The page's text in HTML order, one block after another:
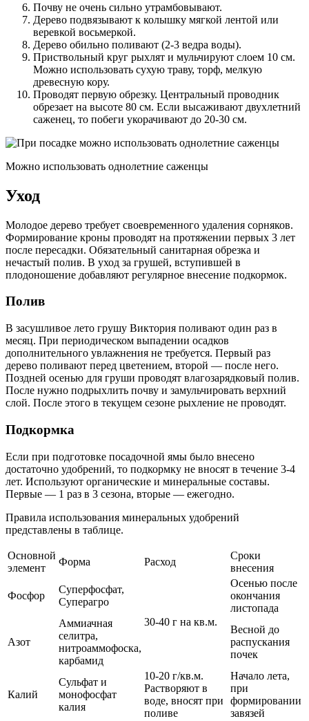
Почву не очень сильно утрамбовывают.
Дерево подвязывают к колышку мягкой лентой или
веревкой восьмеркой.
Дерево обильно поливают (2-3 ведра воды).
Приствольный круг рыхлят и мульчируют слоем 10 см.
Можно использовать сухую траву, торф, мелкую
древесную кору.
Проводят первую обрезку. Центральный проводник
обрезает на высоте 80 см. Если высаживают двухлетний
саженец, то побеги укорачивают до 20-30 см.
Можно использовать однолетние саженцы
Уход
Молодое дерево требует своевременного удаления сорняков.
Формирование кроны проводят на протяжении первых 3 лет
после пересадки. Обязательный санитарная обрезка и
нечастый полив. В уход за грушей, вступившей в
плодоношение добавляют регулярное внесение подкормок.
Полив
В засушливое лето грушу Виктория поливают один раз в
месяц. При периодическом выпадении осадков
дополнительного увлажнения не требуется. Первый раз
дерево поливают перед цветением, второй — после него.
Поздней осенью для груши проводят влагозарядковый полив.
После нужно подрыхлить почву и замульчировать верхний
слой. После этого в текущем сезоне рыхление не проводят.
Подкормка
Если при подготовке посадочной ямы было внесено
достаточно удобрений, то подкормку не вносят в течение 3-4
лет. Используют органические и минеральные составы.
Первые — 1 раз в 3 сезона, вторые — ежегодно.
Правила использования минеральных удобрений
представлены в таблице.
Основной
элемент
Форма Расход
Сроки
внесения
Фосфор
Суперфосфат,
Суперагро
30-40 г на кв.м.
Осенью после
окончания
листопада
Азот
Аммиачная
селитра,
нитроаммофоска,
карбамид
Весной до
распускания
почек
Калий
Сульфат и
монофосфат
калия
10-20 г/кв.м.
Растворяют в
воде, вносят при
поливе
Начало лета,
при
формировании
завязей